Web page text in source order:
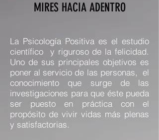
MIRES HACIA ADENTRO
La Psicología Positiva es el estudio
científico y riguroso de la felicidad.
Uno de sus principales objetivos es
poner al servicio de las personas, el
conocimiento que surge de las
investigaciones para que éste pueda
ser puesto en práctica con el
propósito de vivir vidas más plenas
y satisfactorias.